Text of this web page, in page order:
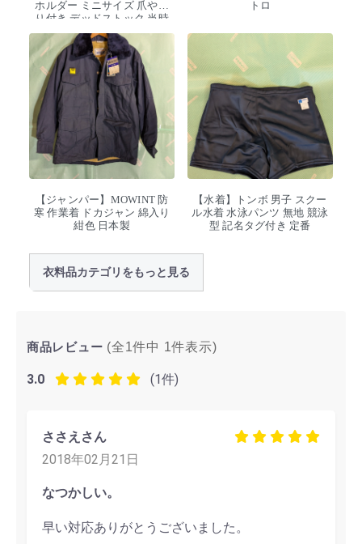
ホルダー ミニサイズ 爪やす
り付き デッドストック 当時
物
トロ
【ジャンパー】MOWINT 防
寒 作業着 ドカジャン 綿入り
紺色 日本製
【水着】トンボ 男子 スクー
ル水着 水泳パンツ 無地 競泳
型 記名タグ付き 定番
衣料品カテゴリをもっと見る
商品レビュー (全1件中 1件表示)
3.0 (1件)
ささえさん
2018年02月21日
なつかしい。
早い対応ありがとうございました。